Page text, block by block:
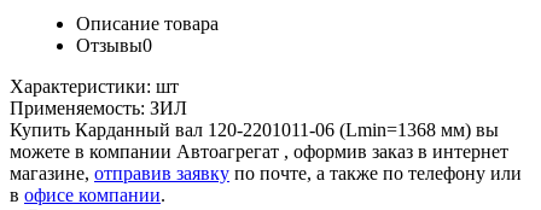
Описание товара
Отзывы0
Характеристики: шт
Применяемость: ЗИЛ
Купить Карданный вал 120-2201011-06 (Lmin=1368 мм) вы
можете в компании Автоагрегат , оформив заказ в интернет
магазине, отправив заявку по почте, а также по телефону или
в офисе компании.